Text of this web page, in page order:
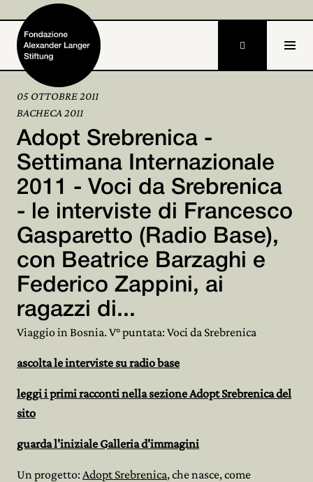
Home
Fondazione
Attività e progetti
Alexander Langer 
Archivio
Partecipa

05 OTTOBRE 2011
BACHECA 2011
Adopt Srebrenica -
Settimana Internazionale
2011 - Voci da Srebrenica
- le interviste di Francesco
Gasparetto (Radio Base),
con Beatrice Barzaghi e
Federico Zappini, ai
ragazzi di...
Viaggio in Bosnia. V° puntata: Voci da Srebrenica
ascolta le interviste su radio base
leggi i primi racconti nella sezione Adopt Srebrenica del
sito
guarda l'iniziale Galleria d'immagini
Un progetto: Adopt Srebrenica, che nasce, come